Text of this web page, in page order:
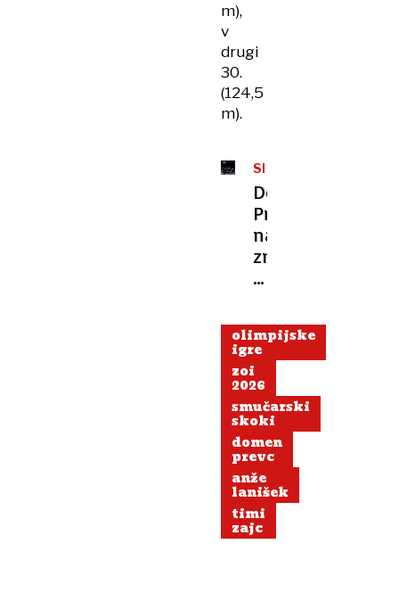
m),
v
drugi
30.
(124,5
m).
SMUČARSKI
SKOKI
Domen
Prevc
na
zmenku
z
olimpijske
igre
zoi
2026
smučarski
skoki
domen
prevc
anže
lanišek
timi
zajc